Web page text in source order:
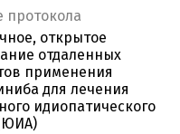
протокола
открытое
отдаленных
применения
для лечения
идиопатического